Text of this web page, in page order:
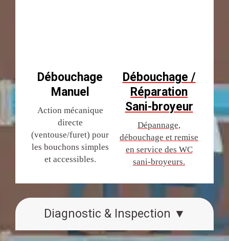
Diagnostic & Inspection ▼
Débouchage
Manuel
Action mécanique
directe
(ventouse/furet) pour
les bouchons simples
et accessibles.
Débouchage /
Réparation
Sani-broyeur
Dépannage,
débouchage et remise
en service des WC
sani-broyeurs.